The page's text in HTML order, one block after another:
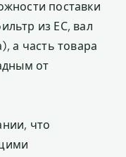
поставки
из ЕС, вал
а часть товара
от
что